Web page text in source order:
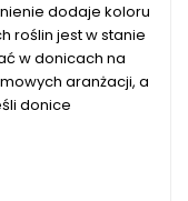
dodaje koloru
roślin jest w stanie
w donicach na
aranżacji, a
donice